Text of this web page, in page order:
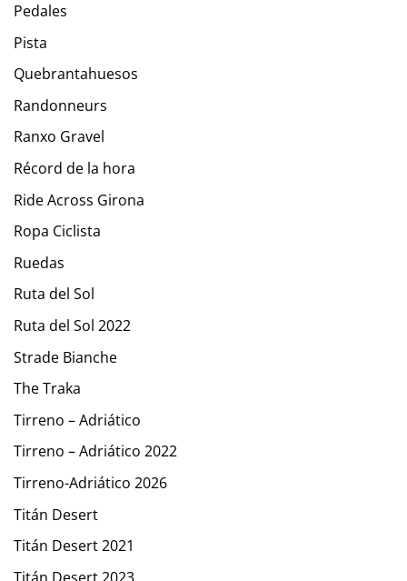
Pedales
Pista
Quebrantahuesos
Randonneurs
Ranxo Gravel
Récord de la hora
Ride Across Girona
Ropa Ciclista
Ruedas
Ruta del Sol
Ruta del Sol 2022
Strade Bianche
The Traka
Tirreno – Adriático
Tirreno – Adriático 2022
Tirreno-Adriático 2026
Titán Desert
Titán Desert 2021